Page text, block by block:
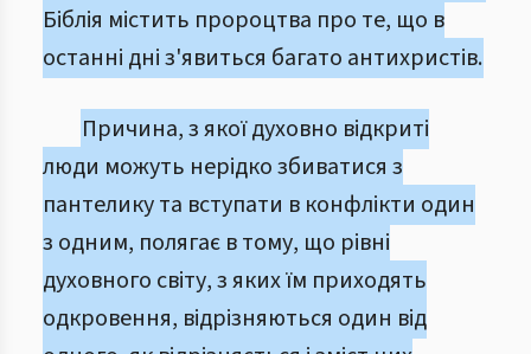
Біблія містить пророцтва про те, що в
останні дні з'явиться багато антихристів.
Причина, з якої духовно відкриті
люди можуть нерідко збиватися з
пантелику та вступати в конфлікти один
з одним, полягає в тому, що рівні
духовного світу, з яких їм приходять
одкровення, відрізняються один від